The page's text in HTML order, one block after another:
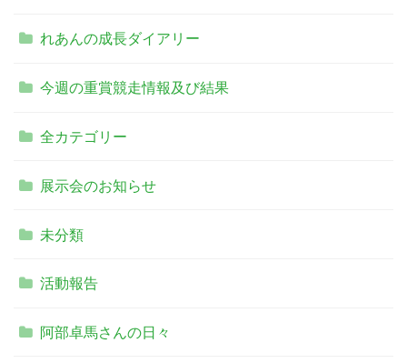
れあんの成長ダイアリー
今週の重賞競走情報及び結果
全カテゴリー
展示会のお知らせ
未分類
活動報告
阿部卓馬さんの日々